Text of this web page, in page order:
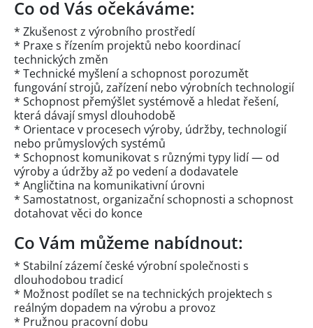
Co od Vás očekáváme:
* Zkušenost z výrobního prostředí
* Praxe s řízením projektů nebo koordinací
technických změn
* Technické myšlení a schopnost porozumět
fungování strojů, zařízení nebo výrobních technologií
* Schopnost přemýšlet systémově a hledat řešení,
která dávají smysl dlouhodobě
* Orientace v procesech výroby, údržby, technologií
nebo průmyslových systémů
* Schopnost komunikovat s různými typy lidí — od
výroby a údržby až po vedení a dodavatele
* Angličtina na komunikativní úrovni
* Samostatnost, organizační schopnosti a schopnost
dotahovat věci do konce
Co Vám můžeme nabídnout:
* Stabilní zázemí české výrobní společnosti s
dlouhodobou tradicí
* Možnost podílet se na technických projektech s
reálným dopadem na výrobu a provoz
* Pružnou pracovní dobu